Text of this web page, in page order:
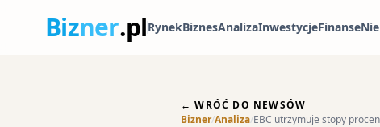
Bizner.plRynekBiznesAnalizaInwestycjeFinanse
← WRÓĆ DO NEWSÓW
Bizner/Analiza/EBC utrzymuje stopy